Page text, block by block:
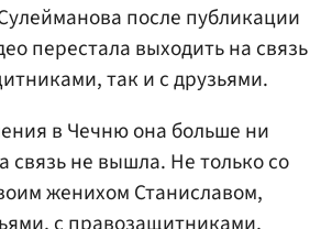
после публикации
перестала выходить на связь
так и с друзьями.
в Чечню она больше ни
связь не вышла. Не только со
женихом Станиславом,